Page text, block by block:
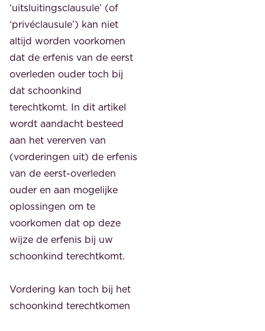
‘uitsluitingsclausule’ (of
‘privéclausule’) kan niet
altijd worden voorkomen
dat de erfenis van de eerst
overleden ouder toch bij
dat schoonkind
terechtkomt. In dit artikel
wordt aandacht besteed
aan het vererven van
(vorderingen uit) de erfenis
van de eerst-overleden
ouder en aan mogelijke
oplossingen om te
voorkomen dat op deze
wijze de erfenis bij uw
schoonkind terechtkomt.
Vordering kan toch bij het
schoonkind terechtkomen